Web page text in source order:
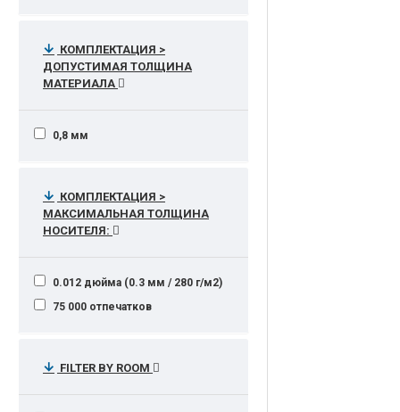
КОМПЛЕКТАЦИЯ >
ДОПУСТИМАЯ ТОЛЩИНА
МАТЕРИАЛА
0,8 мм
КОМПЛЕКТАЦИЯ >
МАКСИМАЛЬНАЯ ТОЛЩИНА
НОСИТЕЛЯ:
0.012 дюйма (0.3 мм / 280 г/м2)
75 000 отпечатков
FILTER BY ROOM